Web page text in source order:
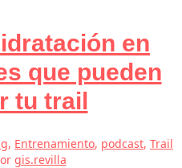
en
que pueden
tu trail
, Entrenamiento, podcast, Trail
gis.revilla